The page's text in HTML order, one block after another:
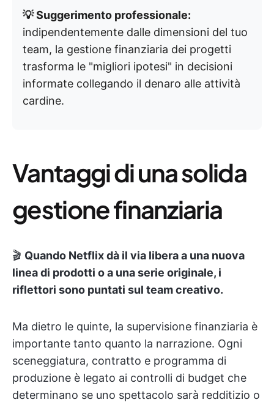
💡 Suggerimento professionale:
indipendentemente dalle dimensioni del tuo
team, la gestione finanziaria dei progetti
trasforma le "migliori ipotesi" in decisioni
informate collegando il denaro alle attività
cardine.
Vantaggi di una solida
gestione finanziaria
🎬 Quando Netflix dà il via libera a una nuova
linea di prodotti o a una serie originale, i
riflettori sono puntati sul team creativo.
Ma dietro le quinte, la supervisione finanziaria è
importante tanto quanto la narrazione. Ogni
sceneggiatura, contratto e programma di
produzione è legato ai controlli di budget che
determinano se uno spettacolo sarà redditizio o